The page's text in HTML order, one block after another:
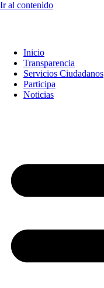
Ir al contenido
Inicio
Transparencia
Servicios Ciudadanos
Participa
Noticias